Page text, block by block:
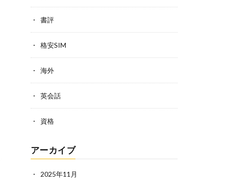
書評
格安SIM
海外
英会話
資格
アーカイブ
2025年11月